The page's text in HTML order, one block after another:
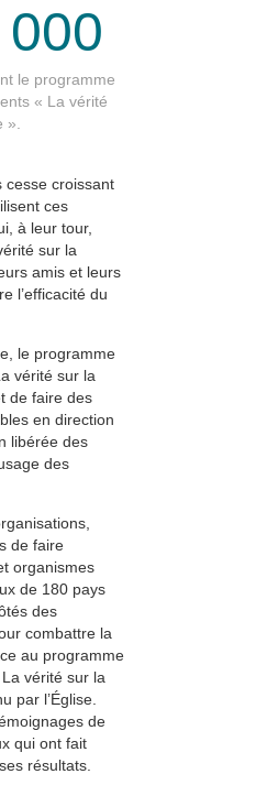
le programme
« La vérité
».
cesse croissant
ces
à leur tour,
sur la
amis et leurs
l’efficacité du
le programme
vérité sur la
de faire des
en direction
libérée des
des
de faire
organismes
de 180 pays
des
combattre la
au programme
vérité sur la
par l’Église.
de
qui ont fait
résultats.